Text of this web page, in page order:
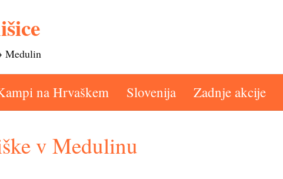
Medulin
na Hrvaškem Slovenija Zadnje akcije
v Medulinu